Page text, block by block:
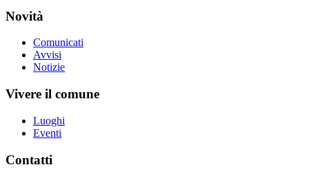
Novità
Comunicati
Avvisi
Notizie
Vivere il comune
Luoghi
Eventi
Contatti